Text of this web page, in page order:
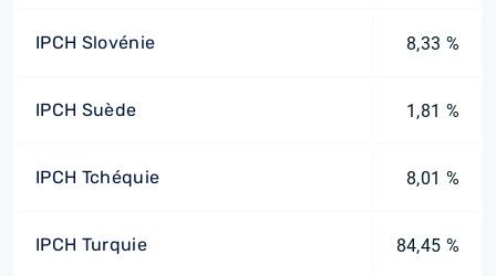
IPCH Slovénie 8,33 %
IPCH Suède 1,81 %
IPCH Tchéquie 8,01 %
IPCH Turquie 84,45 %